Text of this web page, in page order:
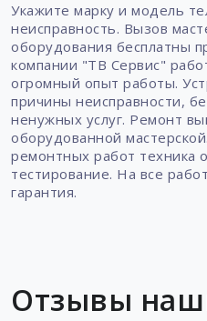
Укажите марку и модель
неисправность. Вызов
оборудования бесплатны
компании "ТВ Сервис"
огромный опыт работы.
причины неисправности,
ненужных услуг. Ремонт
оборудованной
ремонтных работ техника
тестирование. На все
гарантия.
Отзывы